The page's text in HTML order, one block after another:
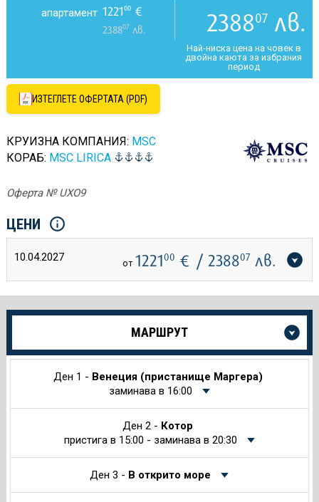
апартамент 122100€
238807 лв.
238807 лв.
Най-ниска цена на човек в
двойна каюта за избрания
период
ИЗТЕГЛЕТЕ ОФЕРТАТА (PDF)
КРУИЗНА КОМПАНИЯ: MSC
КОРАБ: MSC LIRICA
Оферта № UXO9
ЦЕНИ
10.04.2027 от 122100 € / 238807 лв.
Още
за
МАРШРУТ
Ден 1 - Венеция (пристанище Маргера)
заминава в 16:00
Ден 2 - Котор
пристига в 15:00 - заминава в 20:30
Ден 3 - В открито море